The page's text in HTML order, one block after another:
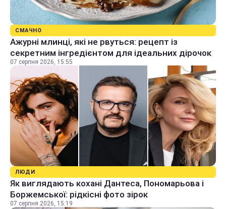
СМАЧНО
Ажурні млинці, які не рвуться: рецепт із
секретним інгредієнтом для ідеальних дірочок
07 серпня 2026, 15:55
ЛЮДИ
Як виглядають кохані Дантеса, Пономарьова і
Боржемської: рідкісні фото зірок
07 серпня 2026, 15:19